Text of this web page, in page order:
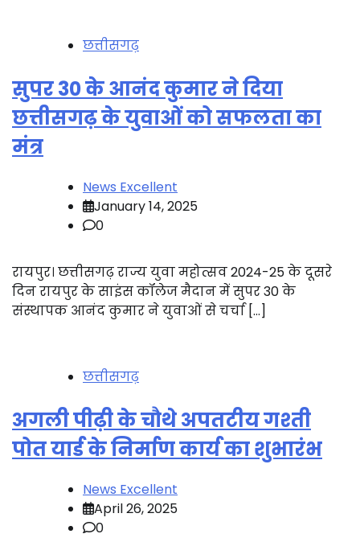
छत्तीसगढ़
सुपर 30 के आनंद कुमार ने दिया
छत्तीसगढ़ के युवाओं को सफलता का
मंत्र
News Excellent
January 14, 2025
0
रायपुर। छत्तीसगढ़ राज्य युवा महोत्सव 2024-25 के दूसरे
दिन रायपुर के साइंस कॉलेज मैदान में सुपर 30 के
संस्थापक आनंद कुमार ने युवाओं से चर्चा […]
छत्तीसगढ़
अगली पीढ़ी के चौथे अपतटीय गश्ती
पोत यार्ड के निर्माण कार्य का शुभारंभ
News Excellent
April 26, 2025
0